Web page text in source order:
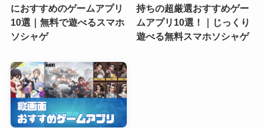
におすすめのゲームアプリ
10選｜無料で遊べるスマホ
ソシャゲ
持ちの超厳選おすすめゲー
ムアプリ10選！｜じっくり
遊べる無料スマホソシャゲ